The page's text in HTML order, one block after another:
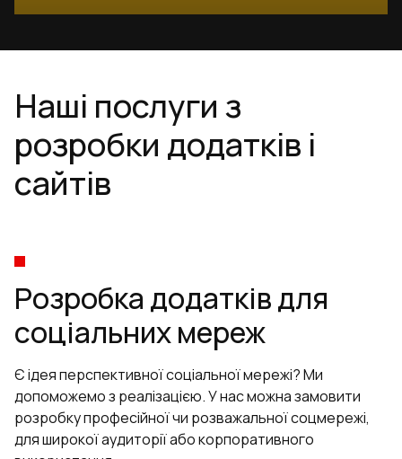
Наші послуги з
розробки додатків і
сайтів
Розробка додатків для
соціальних мереж
Є ідея перспективної соціальної мережі? Ми
допоможемо з реалізацією. У нас можна замовити
розробку професійної чи розважальної соцмережі,
для широкої аудиторії або корпоративного